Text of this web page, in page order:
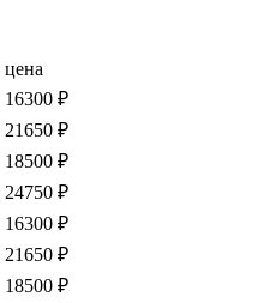
цена
16300 ₽
21650 ₽
18500 ₽
24750 ₽
16300 ₽
21650 ₽
18500 ₽